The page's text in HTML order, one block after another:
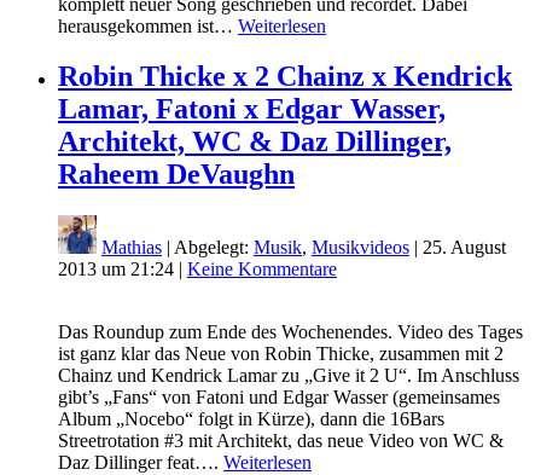
herausgekommen ist… Weiterlesen
Robin Thicke x 2 Chainz x Kendrick
Lamar, Fatoni x Edgar Wasser,
Architekt, WC & Daz Dillinger,
Raheem DeVaughn
Mathias | Abgelegt: Musik, Musikvideos | 25. August
2013 um 21:24 | Keine Kommentare
Das Roundup zum Ende des Wochenendes. Video des Tages
ist ganz klar das Neue von Robin Thicke, zusammen mit 2
Chainz und Kendrick Lamar zu „Give it 2 U“. Im Anschluss
gibt’s „Fans“ von Fatoni und Edgar Wasser (gemeinsames
Album „Nocebo“ folgt in Kürze), dann die 16Bars
Streetrotation #3 mit Architekt, das neue Video von WC &
Daz Dillinger feat…. Weiterlesen